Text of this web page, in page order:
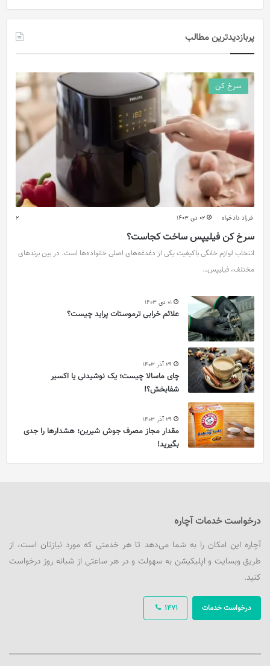
پربازدیدترین مطالب
سرخ کن
فرزاد دادخواه 02 دی 1403 2
سرخ کن فیلیپس ساخت کجاست؟
انتخاب لوازم خانگی باکیفیت یکی از دغدغه‌های اصلی خانواده‌ها است. در بین برندهای
مختلف، فیلیپس…
01 دی 1403
علائم خرابی ترموستات پراید چیست؟
29 آذر 1403
چای ماسالا چیست؛ یک نوشیدنی یا اکسیر
شفابخش؟!
29 آذر 1403
مقدار مجاز مصرف جوش شیرین؛ هشدارها را جدی
بگیرید!
درخواست خدمات آچاره
آچاره این امکان را به شما می‌دهد تا هر خدمتی که مورد نیازتان است، از
طریق وبسایت و اپلیکیشن به سهولت و در هر ساعتی از شبانه روز درخواست
کنید.
1471 درخواست خدمات